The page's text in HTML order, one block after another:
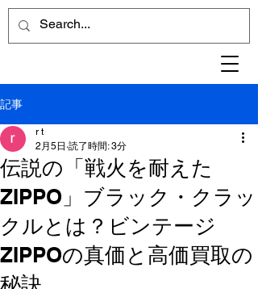
記事
伝説の「戦火を耐えた
ZIPPO」ブラック・クラッ
クルとは？ビンテージ
ZIPPOの真価と高価買取の
秘訣
r t
2月5日 読了時間: 3分